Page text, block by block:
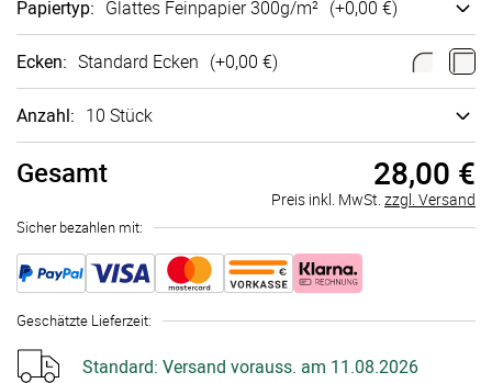
Papiertyp: Glattes Fein­papier 300g/m² (+0,00 €)
Ecken: Standard Ecken (+0,00 €)
Anzahl: 10 Stück
Gesamt 28,00 €
Preis inkl. MwSt. zzgl. Versand
Sicher bezahlen mit:
Geschätzte Lieferzeit:
Standard: Versand vorauss. am 11.08.2026